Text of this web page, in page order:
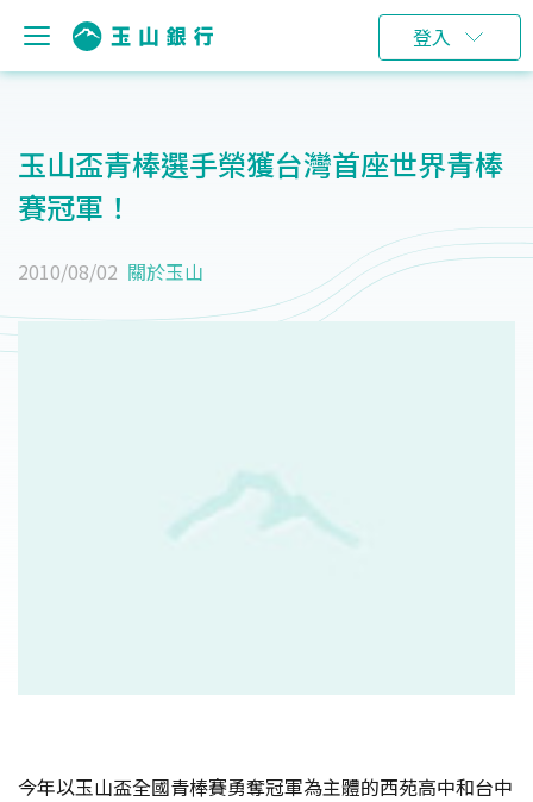
登入
玉山盃青棒選手榮獲台灣首座世界青棒
賽冠軍！
2010/08/02 關於玉山
今年以玉山盃全國青棒賽勇奪冠軍為主體的西苑高中和台中